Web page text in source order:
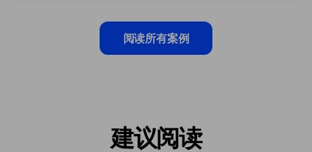
阅读所有案例
建议阅读